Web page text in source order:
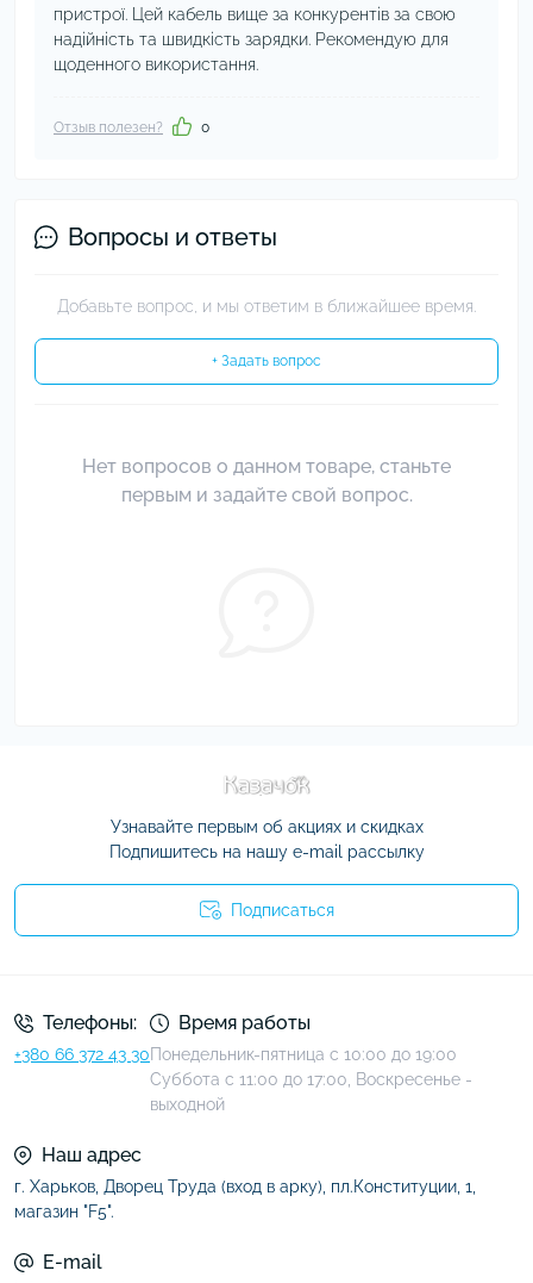
пристрої. Цей кабель вище за конкурентів за свою
надійність та швидкість зарядки. Рекомендую для
щоденного використання.
Отзыв полезен? 0
Вопросы и ответы
Добавьте вопрос, и мы ответим в ближайшее время.
+ Задать вопрос
Нет вопросов о данном товаре, станьте
первым и задайте свой вопрос.
Узнавайте первым об акциях и скидках
Подпишитесь на нашу e-mail рассылку
Подписаться
Телефоны:
+380 66 372 43 30
Время работы
Понедельник-пятница с 10:00 до 19:00
Суббота с 11:00 до 17:00, Воскресенье -
выходной
Наш адрес
г. Харьков, Дворец Труда (вход в арку), пл.Конституции, 1,
магазин "F5".
E-mail